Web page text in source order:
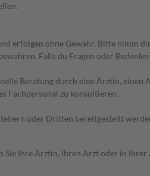
erfolgen ohne Gewähr. Bitte nimm
Falls du Fragen oder
Beratung durch eine Ärztin,
Fachpersonal zu konsultieren.
oder Dritten bereitgestellt
Sie Ihre Ärztin, Ihren Arzt oder in Ihrer